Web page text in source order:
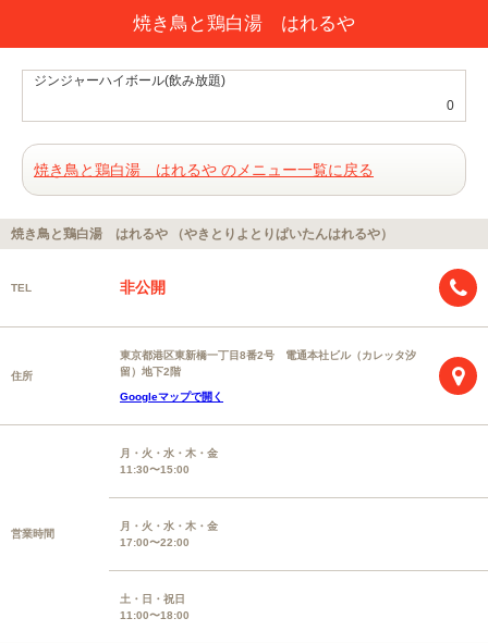
焼き鳥と鶏白湯 はれるや
ジンジャーハイボール(飲み放題)
0
焼き鳥と鶏白湯 はれるや のメニュー一覧に戻る
焼き鳥と鶏白湯 はれるや （やきとりよとりぱいたんはれるや）
TEL 非公開
住所
東京都港区東新橋一丁目8番2号 電通本社ビル（カレッタ汐
留）地下2階
Googleマップで開く
営業時間
月・火・水・木・金
11:30〜15:00
月・火・水・木・金
17:00〜22:00
土・日・祝日
11:00〜18:00